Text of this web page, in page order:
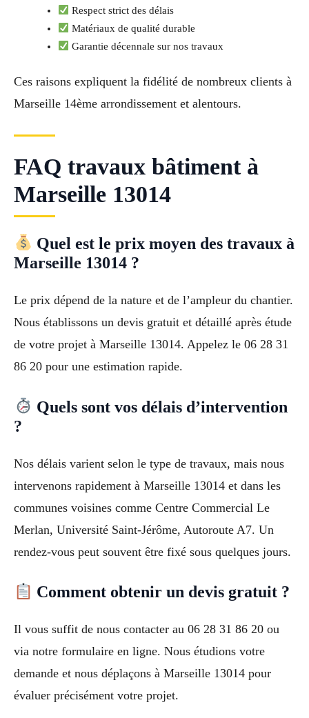
Respect strict des délais
Matériaux de qualité durable
Garantie décennale sur nos travaux
Ces raisons expliquent la fidélité de nombreux clients à
Marseille 14ème arrondissement et alentours.
FAQ travaux bâtiment à
Marseille 13014
Quel est le prix moyen des travaux à
Marseille 13014 ?
Le prix dépend de la nature et de l’ampleur du chantier.
Nous établissons un devis gratuit et détaillé après étude
de votre projet à Marseille 13014. Appelez le 06 28 31
86 20 pour une estimation rapide.
Quels sont vos délais d’intervention
?
Nos délais varient selon le type de travaux, mais nous
intervenons rapidement à Marseille 13014 et dans les
communes voisines comme Centre Commercial Le
Merlan, Université Saint-Jérôme, Autoroute A7. Un
rendez-vous peut souvent être fixé sous quelques jours.
Comment obtenir un devis gratuit ?
Il vous suffit de nous contacter au 06 28 31 86 20 ou
via notre formulaire en ligne. Nous étudions votre
demande et nous déplaçons à Marseille 13014 pour
évaluer précisément votre projet.